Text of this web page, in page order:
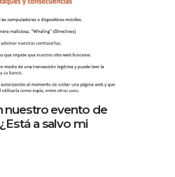
nuestro evento de
a salvo mi